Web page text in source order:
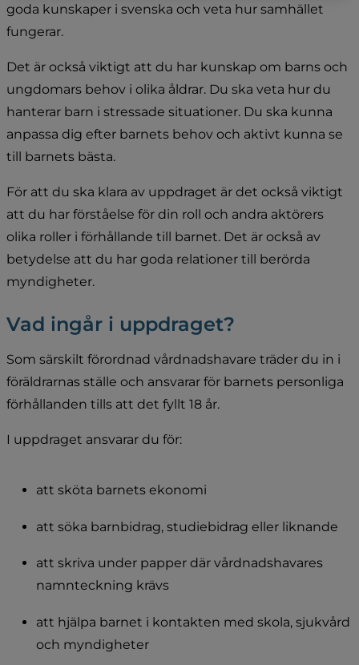
goda kunskaper i svenska och veta hur samhället
fungerar.
Det är också viktigt att du har kunskap om barns och
ungdomars behov i olika åldrar. Du ska veta hur du
hanterar barn i stressade situationer. Du ska kunna
anpassa dig efter barnets behov och aktivt kunna se
till barnets bästa.
För att du ska klara av uppdraget är det också viktigt
att du har förståelse för din roll och andra aktörers
olika roller i förhållande till barnet. Det är också av
betydelse att du har goda relationer till berörda
myndigheter.
Vad ingår i uppdraget?
Som särskilt förordnad vårdnadshavare träder du in i
föräldrarnas ställe och ansvarar för barnets personliga
förhållanden tills att det fyllt 18 år.
I uppdraget ansvarar du för:
att sköta barnets ekonomi
att söka barnbidrag, studiebidrag eller liknande
att skriva under papper där vårdnadshavares
namnteckning krävs
att hjälpa barnet i kontakten med skola, sjukvård
och myndigheter